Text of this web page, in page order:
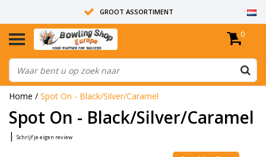
GROOT ASSORTIMENT
14 DAGEN RETOUR RECHT
ALLE BOWLINGBALLEN ZIJN ONGEBOORD
0
Home / Spot On - Black/Silver/Caramel
Spot On - Black/Silver/Caramel
| Schrijf je eigen review